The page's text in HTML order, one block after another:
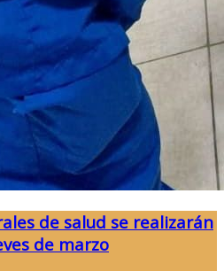
de salud se realizarán
de marzo